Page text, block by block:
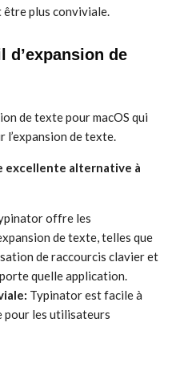
plus conviviale.
d’expansion de
de texte pour macOS qui
de texte.
excellente alternative à
offre les
de texte, telles que
de raccourcis clavier et
quelle application.
Typinator est facile à
pour les utilisateurs